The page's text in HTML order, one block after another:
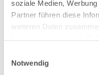
soziale Medien,
Partner führen diese
weiteren Daten
Notwendig